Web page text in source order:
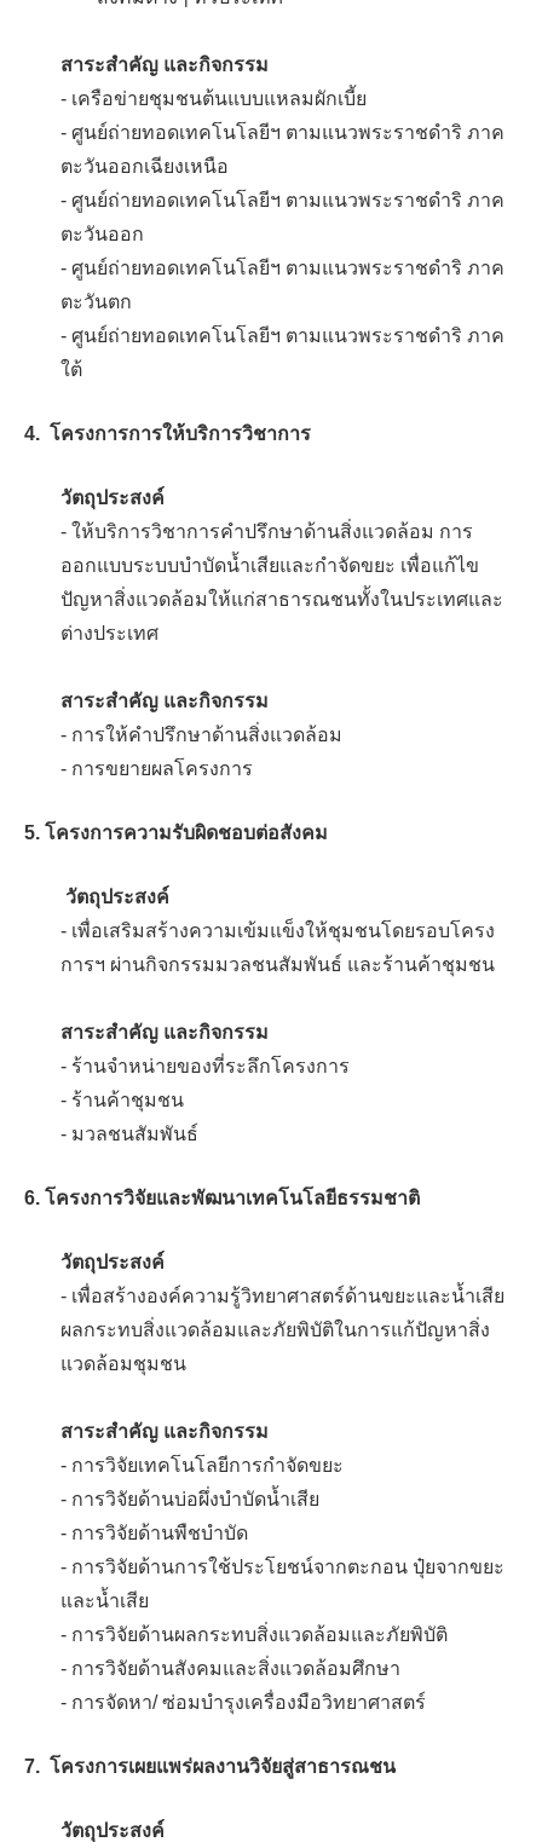
สาระสำคัญ และกิจกรรม
- เครือข่ายชุมชนต้นแบบแหลมผักเบี้ย
- ศูนย์ถ่ายทอดเทคโนโลยีฯ ตามแนวพระราชดำริ ภาค
ตะวันออกเฉียงเหนือ
- ศูนย์ถ่ายทอดเทคโนโลยีฯ ตามแนวพระราชดำริ ภาค
ตะวันออก
- ศูนย์ถ่ายทอดเทคโนโลยีฯ ตามแนวพระราชดำริ ภาค
ตะวันตก
- ศูนย์ถ่ายทอดเทคโนโลยีฯ ตามแนวพระราชดำริ ภาค
ใต้
4. โครงการการให้บริการวิชาการ
วัตถุประสงค์
- ให้บริการวิชาการคำปรึกษาด้านสิ่งแวดล้อม การ
ออกแบบระบบบำบัดน้ำเสียและกำจัดขยะ เพื่อแก้ไข
ปัญหาสิ่งแวดล้อมให้แก่สาธารณชนทั้งในประเทศและ
ต่างประเทศ
สาระสำคัญ และกิจกรรม
- การให้คำปรึกษาด้านสิ่งแวดล้อม
- การขยายผลโครงการ
5. โครงการความรับผิดชอบต่อสังคม
วัตถุประสงค์
- เพื่อเสริมสร้างความเข้มแข็งให้ชุมชนโดยรอบโครง
การฯ ผ่านกิจกรรมมวลชนสัมพันธ์ และร้านค้าชุมชน
สาระสำคัญ และกิจกรรม
- ร้านจำหน่ายของที่ระลึกโครงการ
- ร้านค้าชุมชน
- มวลชนสัมพันธ์
6. โครงการวิจัยและพัฒนาเทคโนโลยีธรรมชาติ
วัตถุประสงค์
- เพื่อสร้างองค์ความรู้วิทยาศาสตร์ด้านขยะและน้ำเสีย
ผลกระทบสิ่งแวดล้อมและภัยพิบัติในการแก้ปัญหาสิ่ง
แวดล้อมชุมชน
สาระสำคัญ และกิจกรรม
- การวิจัยเทคโนโลยีการกำจัดขยะ
- การวิจัยด้านบ่อผึ่งบำบัดน้ำเสีย
- การวิจัยด้านพืชบำบัด
- การวิจัยด้านการใช้ประโยชน์จากตะกอน ปุ๋ยจากขยะ
และน้ำเสีย
- การวิจัยด้านผลกระทบสิ่งแวดล้อมและภัยพิบัติ
- การวิจัยด้านสังคมและสิ่งแวดล้อมศึกษา
- การจัดหา/ ซ่อมบำรุงเครื่องมือวิทยาศาสตร์
7. โครงการเผยแพร่ผลงานวิจัยสู่สาธารณชน
วัตถุประสงค์